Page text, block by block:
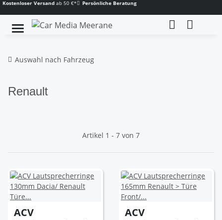
Kostenloser Versand ab 50 €* Persönliche Beratung
Auswahl nach Fahrzeug
Renault
Artikel 1 - 7 von 7
ACV
ACV